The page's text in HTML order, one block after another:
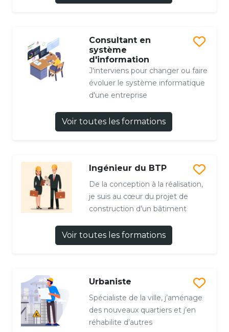
Consultant en
système
d'information
J'interviens pour changer ou faire
évoluer le système informatique
d'une entreprise
Voir toutes les formations
Ingénieur du BTP
De la conception à la réalisation,
je suis au cœur du projet de
construction d'un bâtiment
Voir toutes les formations
Urbaniste
Spécialiste de la ville, j’aménage
des nouveaux quartiers et j’en
réhabilite d’autres